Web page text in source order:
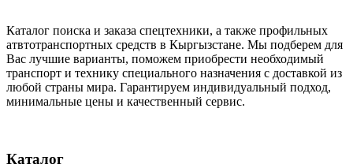
Каталог поиска и заказа спецтехники, а также профильных
атвтотранспортных средств в Кыргызстане. Мы подберем для
Вас лучшие варианты, поможем приобрести необходимый
транспорт и технику специального назначения с доставкой из
любой страны мира. Гарантируем индивидуальный подход,
минимальные цены и качественный сервис.
Каталог